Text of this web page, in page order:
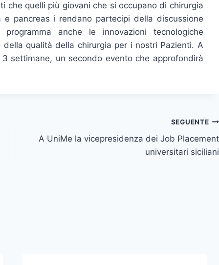
che quelli più giovani che si occupano di chirurgia
pancreas i rendano partecipi della discussione
anche le innovazioni tecnologiche
qualità della chirurgia per i nostri Pazienti. A
settimane, un secondo evento che approfondirà
SEGUENTE
A UniMe la vicepresidenza dei Job Placement
universitari siciliani